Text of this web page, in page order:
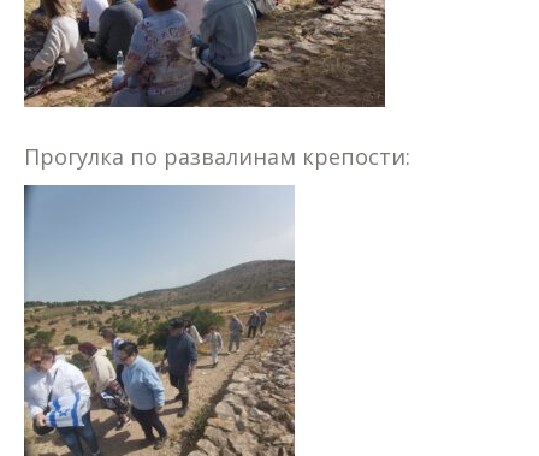
Прогулка по развалинам крепости: